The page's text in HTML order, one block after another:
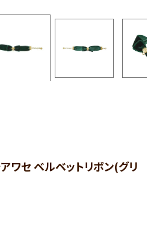
ワセ ベルベットリボン(グリ